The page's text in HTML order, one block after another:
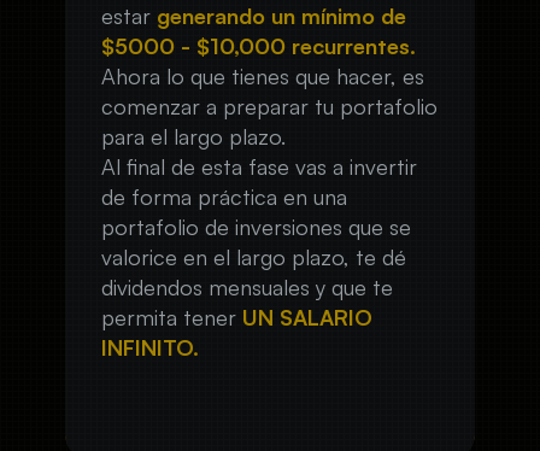
estar generando un mínimo de
$5000 - $10,000 recurrentes.
Ahora lo que tienes que hacer, es
comenzar a preparar tu portafolio
para el largo plazo.
Al final de esta fase vas a invertir
de forma práctica en una
portafolio de inversiones que se
valorice en el largo plazo, te dé
dividendos mensuales y que te
permita tener UN SALARIO
INFINITO.